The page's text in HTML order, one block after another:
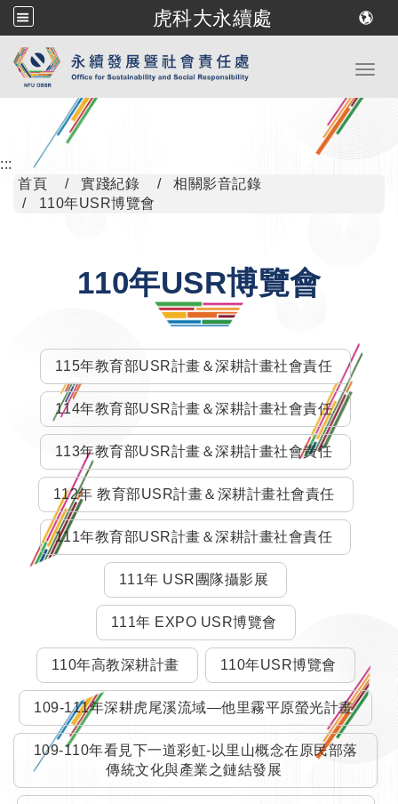
虎科大永續處
跳到主要內容
:::
首頁
實踐紀錄
相關影音記錄
110年USR博覽會
110年USR博覽會
115年教育部USR計畫＆深耕計畫社會責任
114年教育部USR計畫＆深耕計畫社會責任
113年教育部USR計畫＆深耕計畫社會責任
112年 教育部USR計畫＆深耕計畫社會責任
111年教育部USR計畫＆深耕計畫社會責任
111年 USR團隊攝影展
111年 EXPO USR博覽會
110年高教深耕計畫 110年USR博覽會
109-111年深耕虎尾溪流域—他里霧平原螢光計畫
109-110年看見下一道彩虹-以里山概念在原民部落
傳統文化與產業之鏈結發展